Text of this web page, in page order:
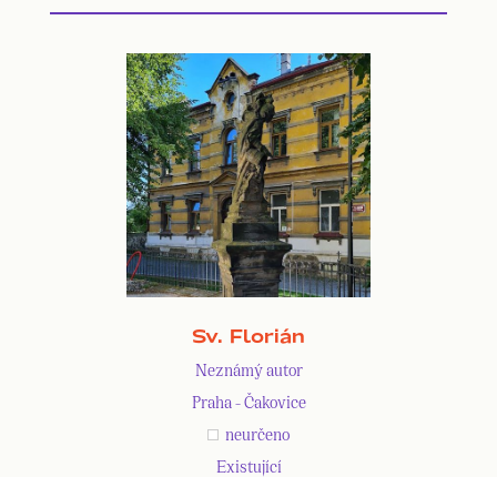
Sv. Florián
Neznámý autor
Praha - Čakovice
neurčeno
Existující